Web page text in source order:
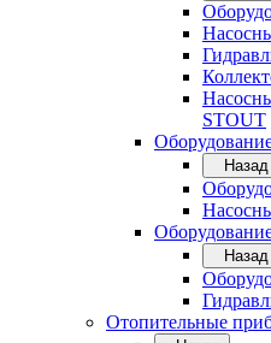
STOUT
Назад
Назад
Отопительные